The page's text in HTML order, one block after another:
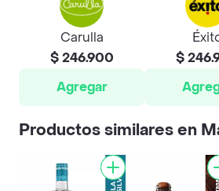
Carulla
$ 246.900
Agregar
$
Productos similares en